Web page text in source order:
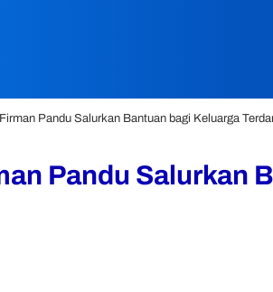
Pandu Salurkan Bantuan bagi Keluarga
Pandu Salurkan